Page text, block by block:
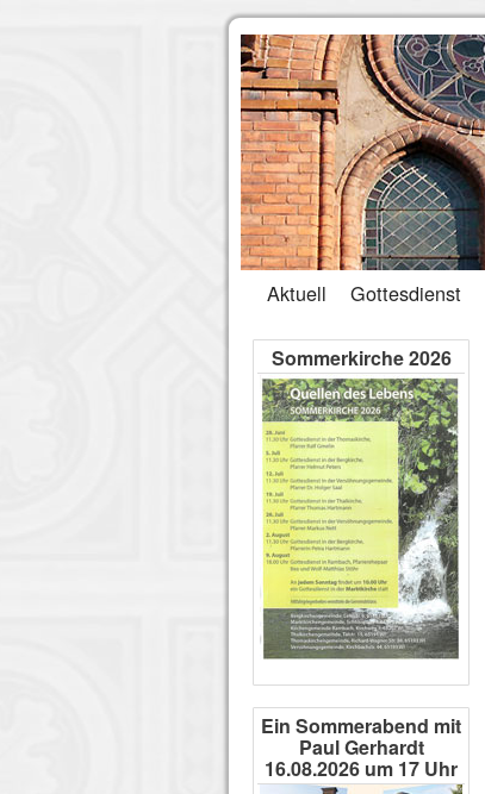
Aktuell Gottesdienst
Sommerkirche 2026
Ein Sommerabend mit
Paul Gerhardt
16.08.2026 um 17 Uhr